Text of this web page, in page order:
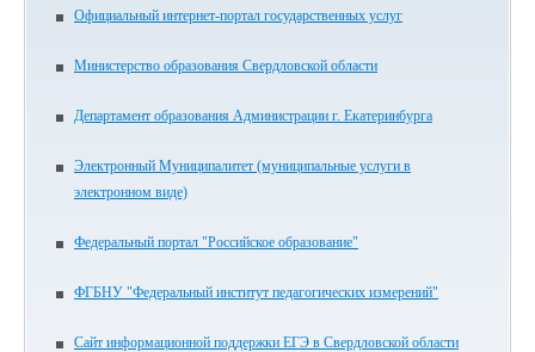
Официальный интернет-портал государственных услуг
Министерство образования Свердловской области
Департамент образования Администрации г. Екатеринбурга
Электронный Муниципалитет (муниципальные услуги в
электронном виде)
Федеральный портал "Российское образование"
ФГБНУ "Федеральный институт педагогических измерений"
Сайт информационной поддержки ЕГЭ в Свердловской области